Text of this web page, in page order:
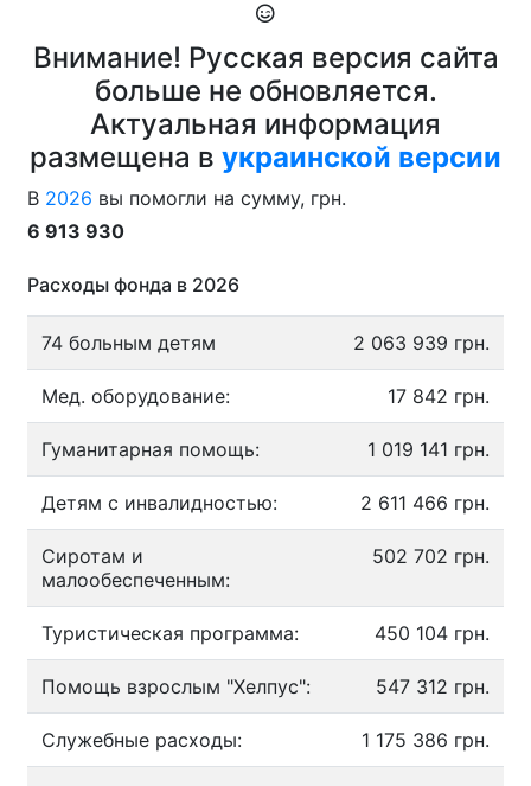
Внимание! Русская версия сайта
больше не обновляется.
Актуальная информация
размещена в украинской версии
В 2026 вы помогли на сумму, грн.
6 913 930
Расходы фонда в 2026
74 больным детям 2 063 939 грн.
Мед. оборудование: 17 842 грн.
Гуманитарная помощь: 1 019 141 грн.
Детям с инвалидностью: 2 611 466 грн.
Сиротам и
малообеспеченным:
502 702 грн.
Туристическая программа: 450 104 грн.
Помощь взрослым "Хелпус": 547 312 грн.
Служебные расходы: 1 175 386 грн.